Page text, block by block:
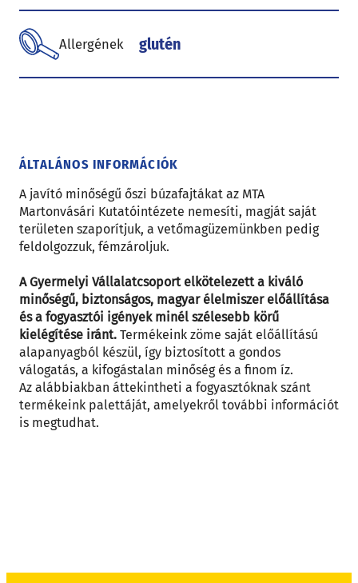
Allergének glutén
ÁLTALÁNOS INFORMÁCIÓK
A javító minőségű őszi búzafajtákat az MTA
Martonvásári Kutatóintézete nemesíti, magját saját
területen szaporítjuk, a vetőmagüzemünkben pedig
feldolgozzuk, fémzároljuk.
A Gyermelyi Vállalatcsoport elkötelezett a kiváló
minőségű, biztonságos, magyar élelmiszer előállítása
és a fogyasztói igények minél szélesebb körű
kielégítése iránt. Termékeink zöme saját előállítású
alapanyagból készül, így biztosított a gondos
válogatás, a kifogástalan minőség és a finom íz.
Az alábbiakban áttekintheti a fogyasztóknak szánt
termékeink palettáját, amelyekről további információt
is megtudhat.